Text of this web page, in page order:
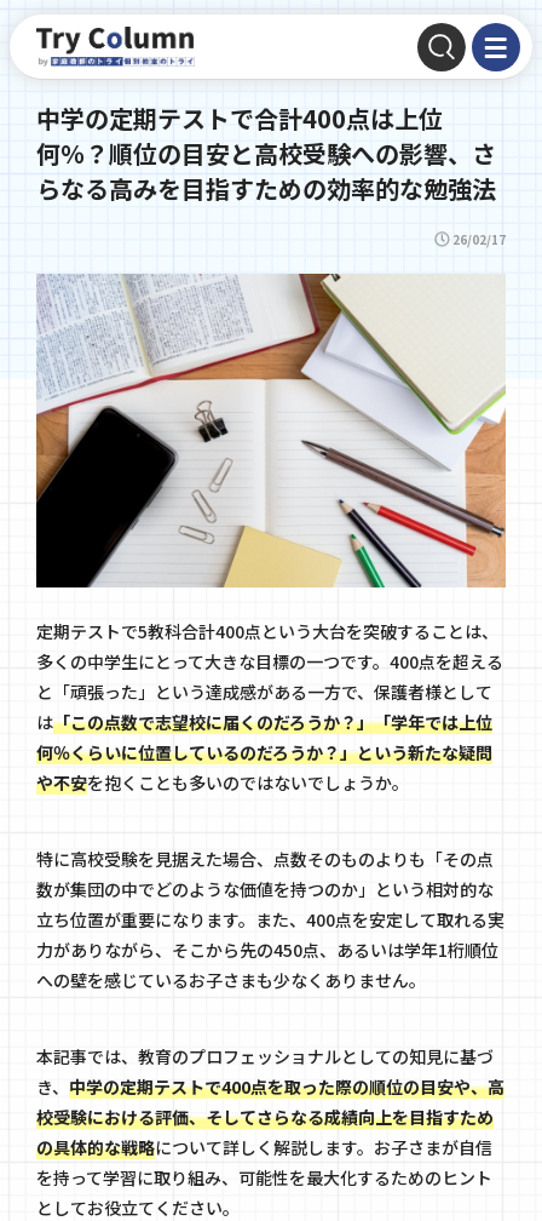
中学の定期テストで合計400点は上位
何％？順位の目安と高校受験への影響、さ
らなる高みを目指すための効率的な勉強法
26/02/17
定期テストで5教科合計400点という大台を突破することは、
多くの中学生にとって大きな目標の一つです。400点を超える
と「頑張った」という達成感がある一方で、保護者様として
は「この点数で志望校に届くのだろうか？」「学年では上位
何％くらいに位置しているのだろうか？」という新たな疑問
や不安を抱くことも多いのではないでしょうか。
特に高校受験を見据えた場合、点数そのものよりも「その点
数が集団の中でどのような価値を持つのか」という相対的な
立ち位置が重要になります。また、400点を安定して取れる実
力がありながら、そこから先の450点、あるいは学年1桁順位
への壁を感じているお子さまも少なくありません。
本記事では、教育のプロフェッショナルとしての知見に基づ
き、 中学の定期テストで400点を取った際の順位の目安や、高
校受験における評価、そしてさらなる成績向上を目指すため
の具体的な戦略について詳しく解説します。お子さまが自信
を持って学習に取り組み、可能性を最大化するためのヒント
としてお役立てください。